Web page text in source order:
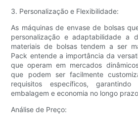
3. Personalização e Flexibilidade:
As máquinas de envase de bolsas
personalização e adaptabilidade a
materiais de bolsas tendem a ser
Pack entende a importância da
que operam em mercados
que podem ser facilmente
requisitos específicos,
embalagem e economia no longo
Análise de Preço: